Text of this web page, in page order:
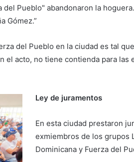
Pueblo" abandonaron la
Gómez.”
del Pueblo en la ciudad es tal
el acto, no tiene contienda para las
Ley de juramentos
En esta ciudad prestaron
exmiembros de los grupos
Dominicana y Fuerza del